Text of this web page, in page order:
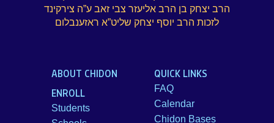
הרב יצחק בן הרב אליעזר צבי זאב ע”ה צירקינד
לזכות הרב יוסף יצחק שליט”א ראזענבלום
ABOUT CHIDON
ENROLL
Students
QUICK LINKS
FAQ
Calendar
Chidon Bases